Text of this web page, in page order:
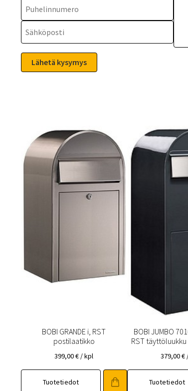
BOBI GRANDE i, RST
postilaatikko
399,00€ / kpl
Tuotetiedot
BOBI JUMBO
RST
379,00€
Tuotetiedot